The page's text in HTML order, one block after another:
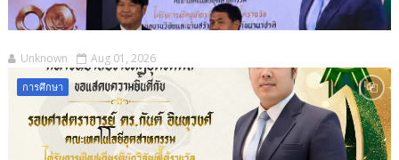
Unknown Aug 01, 2026
การศึกษา